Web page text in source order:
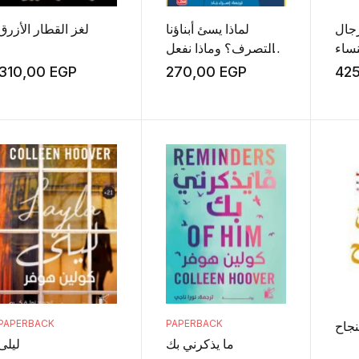
لغز القطار
EGP
لماذا يسئ أبناؤنا
التصرف؟ وماذا نفعل
حيال ذلك؟
270,00 EGP
PAPERBACK
ما يذكرني بك